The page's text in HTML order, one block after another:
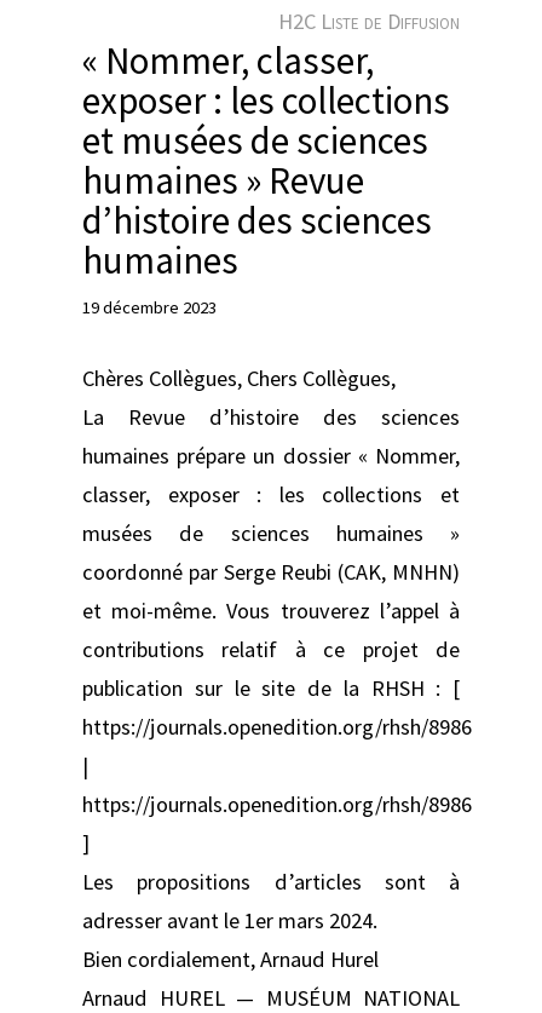
r
H2C Liste de Diffusion
« Nommer, classer,
exposer : les collections
et musées de sciences
humaines » Revue
d’histoire des sciences
humaines
19 décembre 2023
Chères Collègues, Chers Collègues,
La Revue d’histoire des sciences
humaines prépare un dossier « Nommer,
classer, exposer : les collections et
musées de sciences humaines »
coordonné par Serge Reubi (CAK, MNHN)
et moi-même. Vous trouverez l’appel à
contributions relatif à ce projet de
publication sur le site de la RHSH : [
https://journals.openedition.org/rhsh/8986
|
https://journals.openedition.org/rhsh/8986
]
Les propositions d’articles sont à
adresser avant le 1er mars 2024.
Bien cordialement, Arnaud Hurel
Arnaud HUREL — MUSÉUM NATIONAL